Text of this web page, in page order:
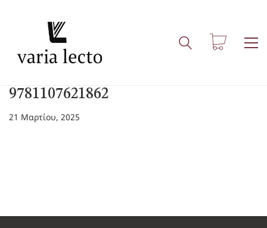
9781107621862
21 Μαρτίου, 2025